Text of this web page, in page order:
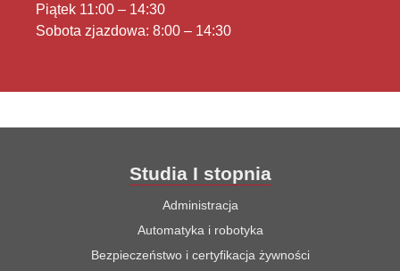
Piątek 11:00 – 14:30
Sobota zjazdowa: 8:00 – 14:30
Studia I stopnia
Administracja
Automatyka i robotyka
Bezpieczeństwo i certyfikacja żywności